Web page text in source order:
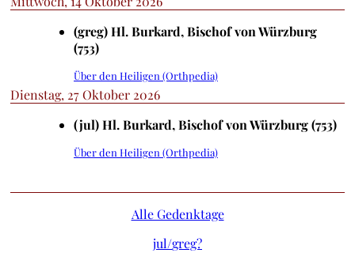
(greg) Hl. Burkard, Bischof von Würzburg
(753)
Über den Heiligen (Orthpedia)
Dienstag, 27 Oktober 2026
(jul) Hl. Burkard, Bischof von Würzburg (753)
Über den Heiligen (Orthpedia)
Alle Gedenktage
jul/greg?